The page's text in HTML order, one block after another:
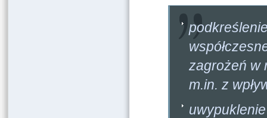
zagrożeń w
m.in. z